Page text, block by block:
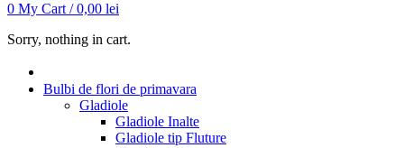
0 My Cart /0,00 lei
Sorry, nothing in cart.
Bulbi de flori de primavara
Gladiole
Gladiole Inalte
Gladiole tip Fluture